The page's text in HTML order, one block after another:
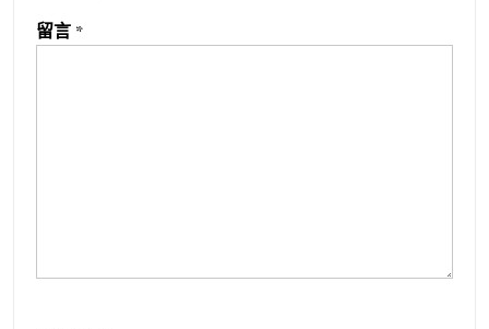
留言 *